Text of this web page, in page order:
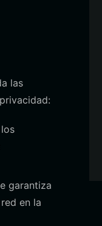
las
garantiza
en la